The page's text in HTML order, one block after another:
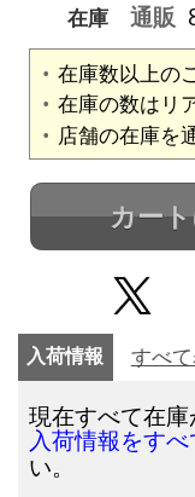
在庫
通販
在庫数以上の
在庫の数はリ
店舗の在庫を
カー
入荷情報 すべ
現在すべて在庫
入荷情報をす
い。